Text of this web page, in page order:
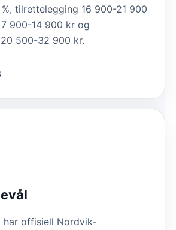
tilrettelegging 16 900-21 900
900-14 900 kr og
500-32 900 kr.
har offisiell Nordvik-